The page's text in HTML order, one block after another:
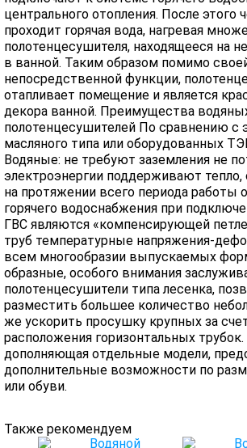
центрального отопления. После этого
проходит горячая вода, нагревая
полотенцесушителя, находящееся на
в ванной. Таким образом помимо
непосредственной функции,
отапливает помещение и является
декора ванной. Преимущества
полотенцесушителей По сравнению с
масляного типа или оборудованных
Водяные: не требуют заземления не
электроэнергии поддерживают тепло,
на протяжении всего периода работы
горячего водоснабжения при
ГВС являются «компенсирующей
труб температурные напряжения-
всем многообразии выпускаемых
образные, особого внимания
полотенцесушители типа лесенка,
разместить большее количество
же ускорить просушку крупных за
расположения горизонтальных трубок.
дополняющая отдельные модели,
дополнительные возможности по
или обуви.
Также рекомендуем